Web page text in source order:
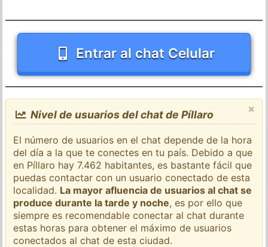
Entrar al chat Celular
×
Nivel de usuarios del chat de Píllaro
El número de usuarios en el chat depende de la hora
del día a la que te conectes en tu país. Debido a que
en Píllaro hay 7.462 habitantes, es bastante fácil que
puedas contactar con un usuario conectado de esta
localidad. La mayor afluencia de usuarios al chat se
produce durante la tarde y noche, es por ello que
siempre es recomendable conectar al chat durante
estas horas para obtener el máximo de usuarios
conectados al chat de esta ciudad.